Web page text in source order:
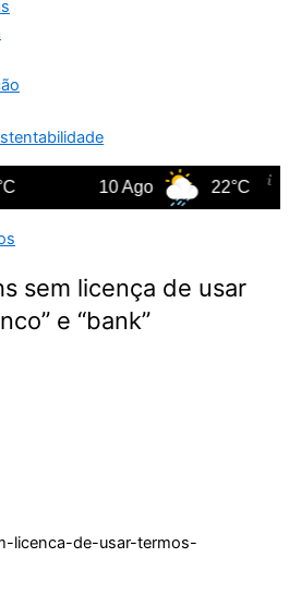
10 Ago 22°C
sem licença de usar
e “bank”